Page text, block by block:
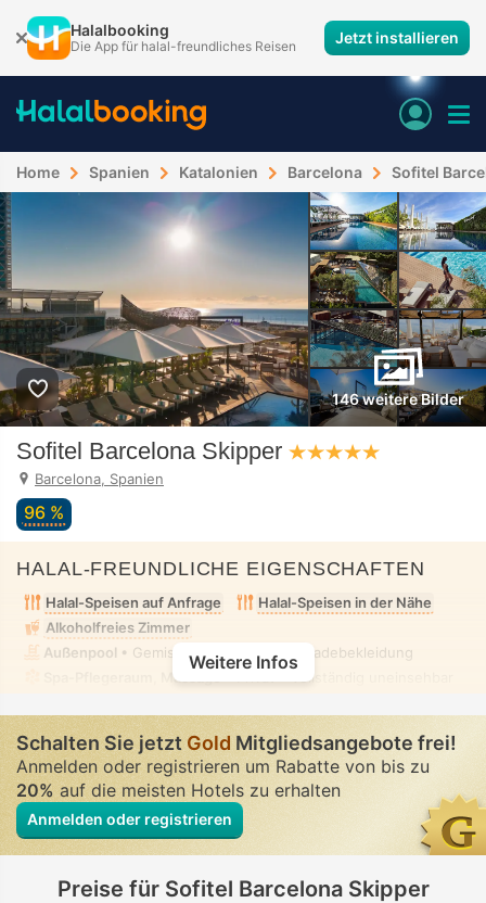
Halalbooking
Die App für halal-freundliches Reisen Jetzt installieren
Home Spanien Katalonien Barcelona Sofitel
146 weitere Bilder
Sofitel Barcelona Skipper
Barcelona, Spanien
96 %
HALAL-FREUNDLICHE EIGENSCHAFTEN
Halal-Speisen auf Anfrage
Halal-Speisen in der Nähe
Alkoholfreies Zimmer
Außenpool • Gemischt • Bescheidene Badebekleidung
Spa-Pflegeraum, Massage
• Privat • Vollständig uneinsehbar
Weitere Infos
Schalten Sie jetztGold Mitgliedsangebote frei!
Anmelden oder registrieren um Rabatte von bis zu
20%auf die meisten Hotels zu erhalten
Anmelden oder registrieren
Preise für Sofitel Barcelona Skipper